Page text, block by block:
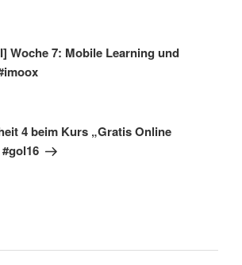
Woche 7: Mobile Learning und
4 beim Kurs „Gratis Online